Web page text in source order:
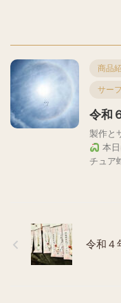
商品
サー
令和
製作と
本
チュア
令和４